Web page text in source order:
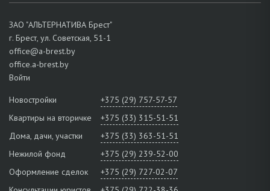
ЗАО "АЛЬТЕРНАТИВА Брест"
г. Брест, ул. Советская, 51-1
office@a-brest.by
office.a-brest.by
Войти
Новостройки
+375 (29) 757-57-57
Квартиры на вторичке
+375 (33) 315-51-51
Дома, дачи, участки
+375 (33) 363-51-51
Нежилой фонд
+375 (29) 239-52-00
Оформление сделок
+375 (29) 727-02-07